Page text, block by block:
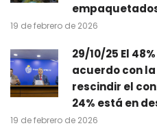
19 de febrero de 2026
29/10/25 El
acuerdo con
rescindir el
24% está en
19 de febrero de 2026